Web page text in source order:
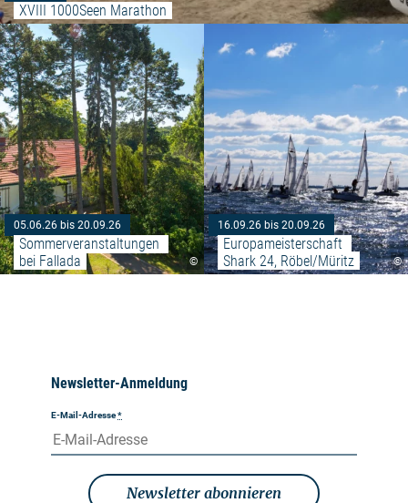
XVIII 1000Seen Marathon
©
05.06.26 bis 20.09.26
Sommerveranstaltungen
bei Fallada
Weiterlesen:
©
16.09.26 bis 20.09.26
Europameisterschaft
Shark 24, Röbel/Müritz
Newsletter-Anmeldung
E-Mail-Adresse*
Newsletter abonnieren